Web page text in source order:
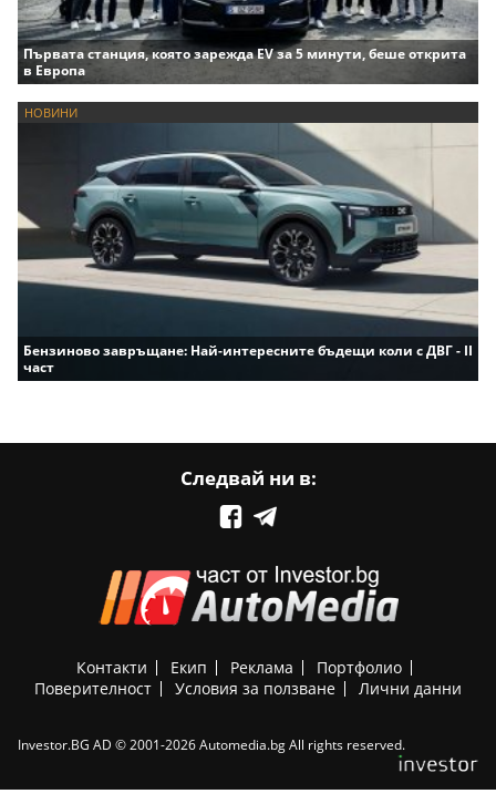
Първата станция, която зарежда EV за 5 минути, беше открита
в Европа
НОВИНИ
Бензиново завръщане: Най-интересните бъдещи коли с ДВГ - II
част
Следвай ни в:
Контакти Екип Реклама
Портфолио
Поверителност
Условия за ползване Лични данни
Investor.BG AD © 2001-2026 Automedia.bg All rights reserved.